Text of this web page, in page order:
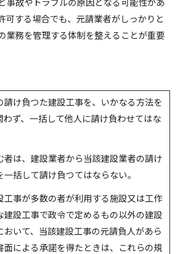
可する場合でも、元請業者がしっかりと
業務を管理する体制を整えることが重要
請け負つた建設工事を、いかなる方法を
わず、一括して他人に請け負わせてはな
は、建設業者から当該建設業者の請け
括して請け負つてはならない。
事が多数の者が利用する施設又は工作
建設工事で政令で定めるもの以外の建設
おいて、当該建設工事の元請負人があら
面による承諾を得たときは、これらの規